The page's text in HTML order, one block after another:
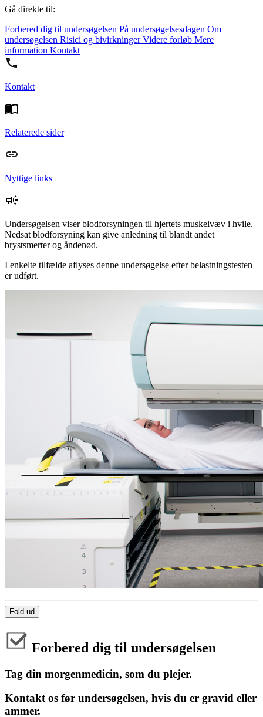
Gå direkte til:
Forbered dig til undersøgelsen På undersøgelsesdagen Om
undersøgelsen Risici og bivirkningerVidere forløb Mere
information Kontakt
Kontakt
Relaterede sider
Nyttige links
Undersøgelsen viser blodforsyningen til hjertets muskelvæv i hvile.
Nedsat blodforsyning kan give anledning til blandt andet
brystsmerter og åndenød.
I enkelte tilfælde aflyses denne undersøgelse efter belastningstesten
er udført.
Fold ud
Forbered dig til undersøgelsen
Tag din morgenmedicin, som du plejer.
Kontakt os før undersøgelsen, hvis du er gravid eller
ammer.